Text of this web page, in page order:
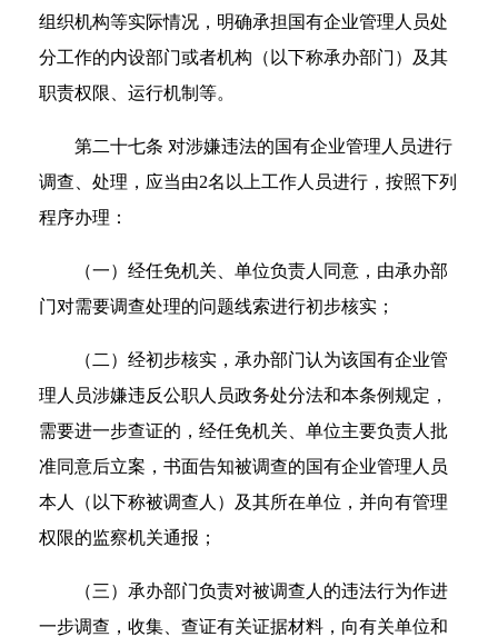
组织机构等实际情况，明确承担国有企业管理人员处
分工作的内设部门或者机构（以下称承办部门）及其
职责权限、运行机制等。
第二十七条 对涉嫌违法的国有企业管理人员进行
调查、处理，应当由2名以上工作人员进行，按照下列
程序办理：
（一）经任免机关、单位负责人同意，由承办部
门对需要调查处理的问题线索进行初步核实；
（二）经初步核实，承办部门认为该国有企业管
理人员涉嫌违反公职人员政务处分法和本条例规定，
需要进一步查证的，经任免机关、单位主要负责人批
准同意后立案，书面告知被调查的国有企业管理人员
本人（以下称被调查人）及其所在单位，并向有管理
权限的监察机关通报；
（三）承办部门负责对被调查人的违法行为作进
一步调查，收集、查证有关证据材料，向有关单位和